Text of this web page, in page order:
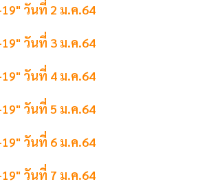
วันที่ 2 ม.ค.64
วันที่ 3 ม.ค.64
วันที่ 4 ม.ค.64
วันที่ 5 ม.ค.64
วันที่ 6 ม.ค.64
วันที่ 7 ม.ค.64